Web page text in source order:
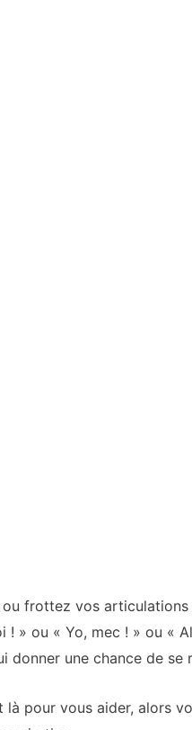
ou frottez vos articulations
! » ou « Yo, mec ! » ou «
une chance de se
là pour vous aider, alors